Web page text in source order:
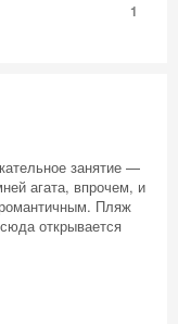
1
занятие —
агата, впрочем, и
Пляж
открывается